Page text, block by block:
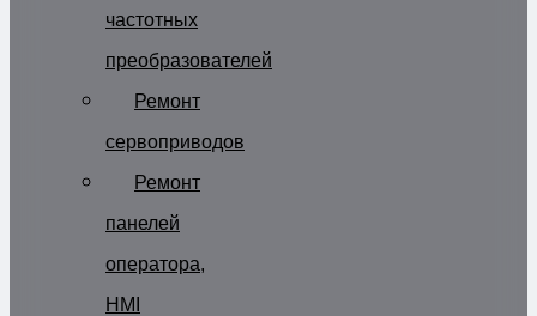
частотных
преобразователей
Ремонт
сервоприводов
Ремонт
панелей
оператора,
HMI